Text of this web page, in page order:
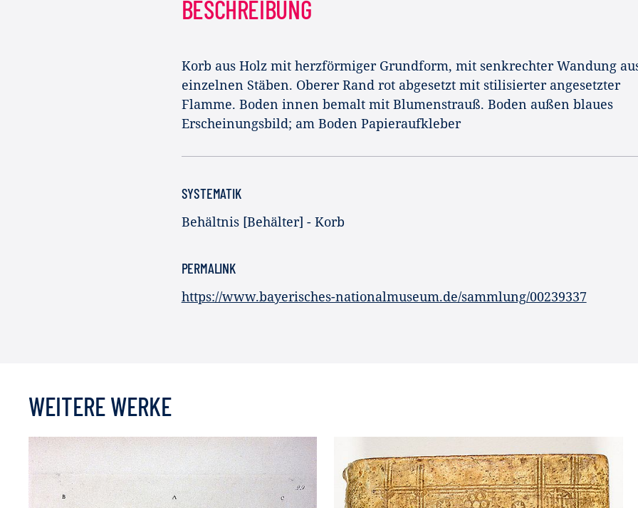
BESCHREIBUNG
Korb aus Holz mit herzförmiger Grundform, mit senkrechter Wandung
einzelnen Stäben. Oberer Rand rot abgesetzt mit stilisierter angesetzter
Flamme. Boden innen bemalt mit Blumenstrauß. Boden außen blaues
Erscheinungsbild; am Boden Papieraufkleber
SYSTEMATIK
Behältnis [Behälter] - Korb
PERMALINK
https://www.bayerisches-nationalmuseum.de/sammlung/00239337
WEITERE WERKE